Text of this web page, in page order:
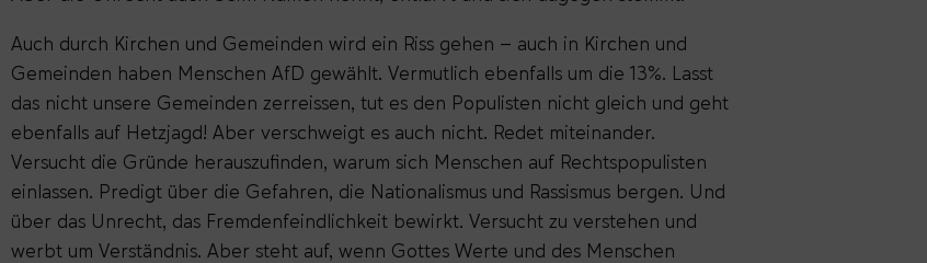
Auch durch Kirchen und Gemeinden wird ein Riss gehen – auch in Kirchen und
Gemeinden haben Menschen AfD gewählt. Vermutlich ebenfalls um die 13%. Lasst
das nicht unsere Gemeinden zerreissen, tut es den Populisten nicht gleich und geht
ebenfalls auf Hetzjagd! Aber verschweigt es auch nicht. Redet miteinander.
Versucht die Gründe herauszufinden, warum sich Menschen auf Rechtspopulisten
einlassen. Predigt über die Gefahren, die Nationalismus und Rassismus bergen. Und
über das Unrecht, das Fremdenfeindlichkeit bewirkt. Versucht zu verstehen und
werbt um Verständnis. Aber steht auf, wenn Gottes Werte und des Menschen